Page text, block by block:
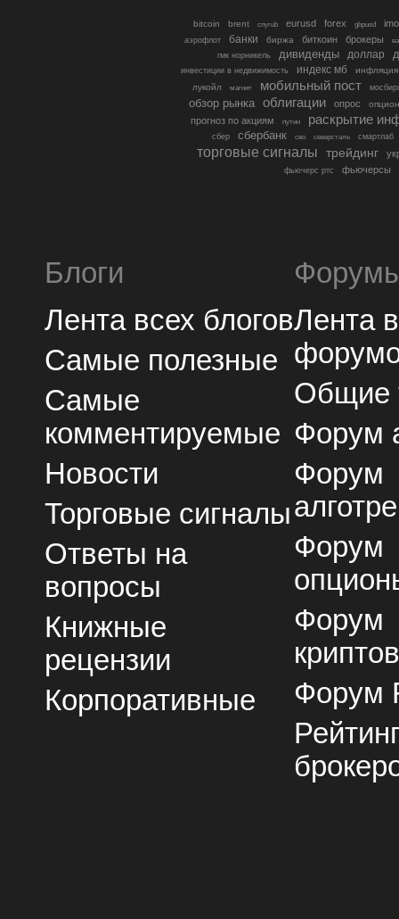
bitcoin brent cnyrub eurusd forex gbpusd
аэрофлот банки биржа биткоин брокеры
гмк норникель
дивиденды доллар
инвестиции в недвижимость индекс мб
инфляция
лукойл
магнит мобильный пост
обзор рынка облигации опрос
прогноз по акциям путин раскрытие
сбер сбербанк сво северсталь смартлаб
торговые сигналы трейдинг
фьючерс ртс фьючерсы
Блоги
Лента всех блогов
Самые полезные
Самые
комментируемые
Новости
Торговые сигналы
Ответы на
вопросы
Книжные
рецензии
Корпоративные
Лента
Общие
Форум
Форум
Форум
Форум
Форум